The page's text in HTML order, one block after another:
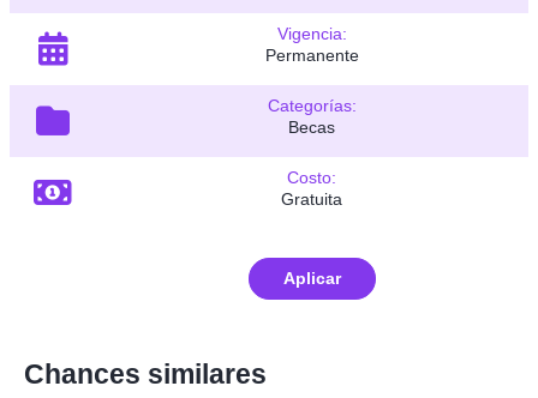
Vigencia:
Permanente
Categorías:
Becas
Costo:
Gratuita
Aplicar
Chances similares